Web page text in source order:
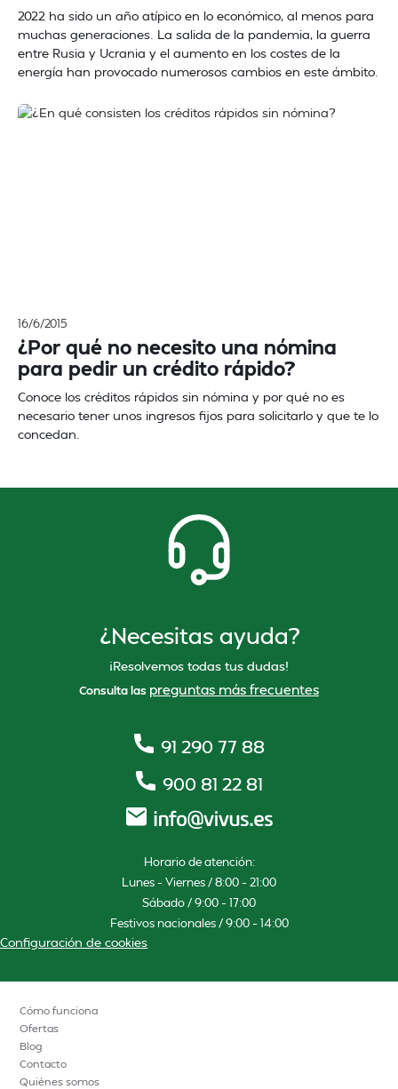
2022 ha sido un año atípico en lo económico, al menos para
muchas generaciones. La salida de la pandemia, la guerra
entre Rusia y Ucrania y el aumento en los costes de la
energía han provocado numerosos cambios en este ámbito.
16/6/2015
¿Por qué no necesito una nómina
para pedir un crédito rápido?
Conoce los créditos rápidos sin nómina y por qué no es
necesario tener unos ingresos fijos para solicitarlo y que te lo
concedan.
¿Necesitas ayuda?
¡Resolvemos todas tus dudas!
Consulta las preguntas más frecuentes
91 290 77 88
900 81 22 81
Horario de atención:
Lunes – Viernes / 8:00 – 21:00
Sábado / 9:00 – 17:00
Festivos nacionales / 9:00 – 14:00
Configuración de cookies
Cómo funciona
Ofertas
Blog
Contacto
Quiénes somos